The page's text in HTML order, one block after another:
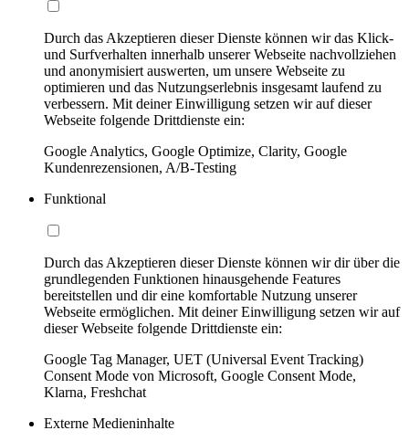
Durch das Akzeptieren dieser Dienste können wir das Klick-
und Surfverhalten innerhalb unserer Webseite nachvollziehen
und anonymisiert auswerten, um unsere Webseite zu
optimieren und das Nutzungserlebnis insgesamt laufend zu
verbessern. Mit deiner Einwilligung setzen wir auf dieser
Webseite folgende Drittdienste ein:
Google Analytics, Google Optimize, Clarity, Google
Kundenrezensionen, A/B-Testing
Funktional
Durch das Akzeptieren dieser Dienste können wir dir über die
grundlegenden Funktionen hinausgehende Features
bereitstellen und dir eine komfortable Nutzung unserer
Webseite ermöglichen. Mit deiner Einwilligung setzen wir auf
dieser Webseite folgende Drittdienste ein:
Google Tag Manager, UET (Universal Event Tracking)
Consent Mode von Microsoft, Google Consent Mode,
Klarna, Freshchat
Externe Medieninhalte